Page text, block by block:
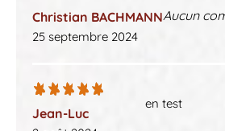
Christian BACHMANN
25 septembre 2024
Aucun
Jean-Luc
en test